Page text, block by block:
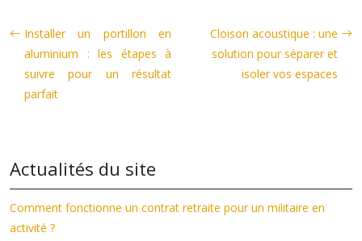
Installer un portillon en
aluminium : les étapes à
suivre pour un résultat
parfait
Cloison acoustique : une
solution pour séparer et
isoler vos espaces
Actualités du site
Comment fonctionne un contrat retraite pour un militaire en
activité ?